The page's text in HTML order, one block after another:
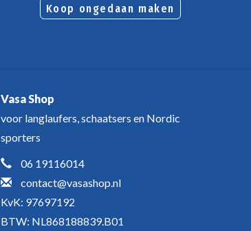
Koop ongedaan maken
Vasa Shop
voor langlaufers, schaatsers en Nordic
sporters
06 19116014
contact@vasashop.nl
KvK: 97697192
BTW: NL868188839.B01